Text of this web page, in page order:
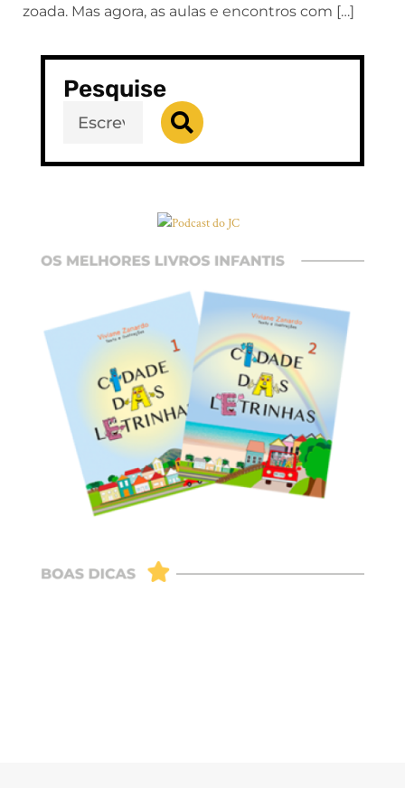
zoada. Mas agora, as aulas e encontros com […]
Pesquise